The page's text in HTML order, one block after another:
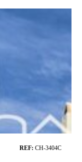
REF: CH-3404C